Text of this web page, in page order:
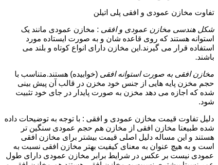
تفاوت مخازن عمودی و افقی پلی اتیلن
شکل هندسی مخازن عمودی و افقی : مخازن عمودی مانند یک
استوانه هستند که روی قاعده شان و به صورت ایستاده مورد
استفاده قرار می گیرند.این مخازن دارای انواع کوتاه و بلند می
باشند.
مخازن افقی به صورت استوانه افقی (خوابیده) هستند.متناسب با
حجم مخزن پایه هایی از جنس خود مخزن در قالب آن پیش بینی
شده که اجازه می دهد مخزن به صورت پایدار در جای خود تثبیت
شود.
دلیل تفاوت قیمت مخازن عمودی و افقی : با توجه به توضیحات داده
شده طبیعتا مخازن افقی از مخازن هم حجم عمودی سنگین تر
هستند و این مساله دلیل اصلی قیمت بیشتر برای مخازن افقی
است و به هیچ عنوان به معنای کیفیت بهتر مخازن افقی نسبت به
عمودی نیست بر عکس در شرایط برابر مخازن عمودی دارای طول